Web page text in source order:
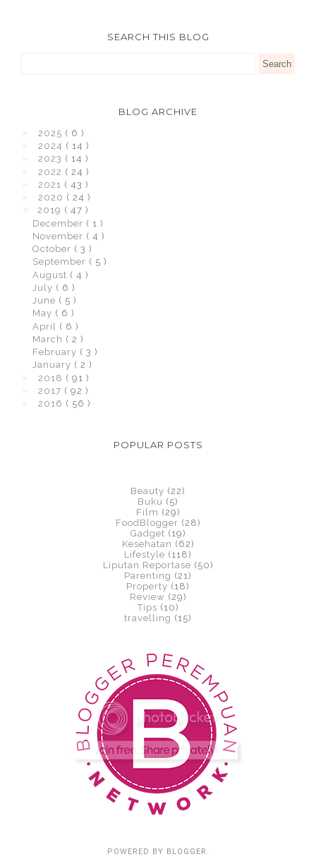
SEARCH THIS BLOG
BLOG ARCHIVE
2025 ( 6 )
2024 ( 14 )
2023 ( 14 )
2022 ( 24 )
2021 ( 43 )
2020 ( 24 )
2019 ( 47 )
December ( 1 )
November ( 4 )
October ( 3 )
September ( 5 )
August ( 4 )
July ( 6 )
June ( 5 )
May ( 6 )
April ( 6 )
March ( 2 )
February ( 3 )
January ( 2 )
2018 ( 91 )
2017 ( 92 )
2016 ( 56 )
POPULAR POSTS
Beauty (22)
Buku (5)
Film (29)
FoodBlogger (28)
Gadget (19)
Kesehatan (62)
Lifestyle (118)
Liputan Reportase (50)
Parenting (21)
Property (18)
Review (29)
Tips (10)
travelling (15)
POWERED BY BLOGGER .